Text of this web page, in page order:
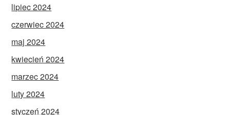
lipiec 2024
czerwiec 2024
maj 2024
kwiecień 2024
marzec 2024
luty 2024
styczeń 2024